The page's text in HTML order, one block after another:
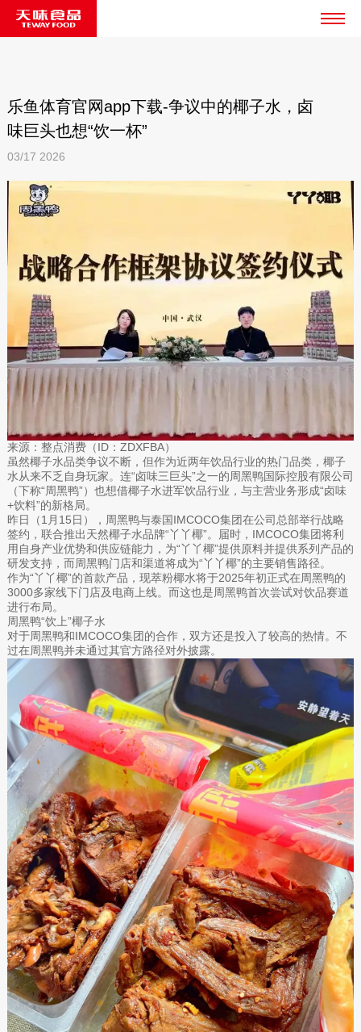
乐鱼体育官网app下载-争议中的椰子水，卤
味巨头也想“饮一杯”
03/17 2026
来源：整点消费（ID：ZDXFBA）
虽然椰子水品类争议不断，但作为近两年饮品行业的热门品类，椰子
水从来不乏自身玩家。连“卤味三巨头”之一的周黑鸭国际控股有限公司
（下称“周黑鸭”）也想借椰子水进军饮品行业，与主营业务形成“卤味
+饮料”的新格局。
昨日（1月15日），周黑鸭与泰国IMCOCO集团在公司总部举行战略
签约，联合推出天然椰子水品牌“丫丫椰”。届时，IMCOCO集团将利
用自身产业优势和供应链能力，为“丫丫椰”提供原料并提供系列产品的
研发支持，而周黑鸭门店和渠道将成为“丫丫椰”的主要销售路径。
作为“丫丫椰”的首款产品，现萃粉椰水将于2025年初正式在周黑鸭的
3000多家线下门店及电商上线。而这也是周黑鸭首次尝试对饮品赛道
进行布局。
周黑鸭“饮上”椰子水
对于周黑鸭和IMCOCO集团的合作，双方还是投入了较高的热情。不
过在周黑鸭并未通过其官方路径对外披露。